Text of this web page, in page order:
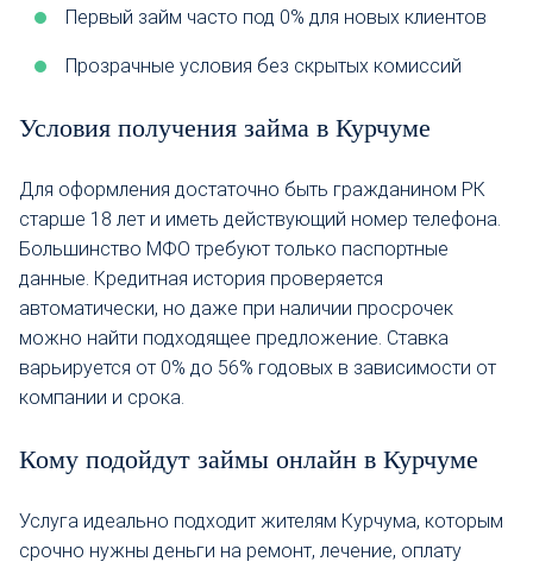
Первый займ часто под 0% для новых клиентов
Прозрачные условия без скрытых комиссий
Условия получения займа в Курчуме
Для оформления достаточно быть гражданином РК
старше 18 лет и иметь действующий номер телефона.
Большинство МФО требуют только паспортные
данные. Кредитная история проверяется
автоматически, но даже при наличии просрочек
можно найти подходящее предложение. Ставка
варьируется от 0% до 56% годовых в зависимости от
компании и срока.
Кому подойдут займы онлайн в Курчуме
Услуга идеально подходит жителям Курчума, которым
срочно нужны деньги на ремонт, лечение, оплату